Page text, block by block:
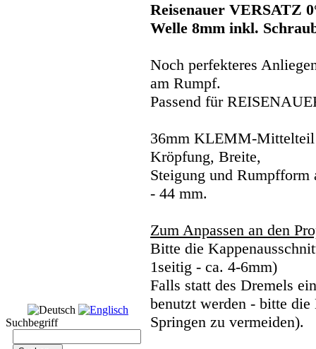
Suchbegriff
Reisenauer VERSATZ
Welle 8mm inkl.
Noch perfekteres
am Rumpf.
Passend für
36mm KLEMM-Mittelteil
Kröpfung, Breite,
Steigung und Rumpfform
- 44 mm.
Zum Anpassen an den
Bitte die
1seitig - ca. 4-6mm)
Falls statt des Dremels
benutzt werden - bitte
Springen zu vermeiden).